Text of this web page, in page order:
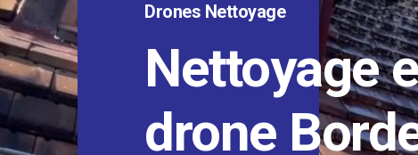
Drones Nettoyage
Nettoyage
drone